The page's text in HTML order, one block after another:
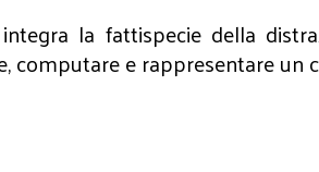
la fattispecie della
e rappresentare